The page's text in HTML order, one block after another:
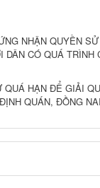
NHẬN QUYỀN
DÂN CÓ QUÁ TRÌNH
QUÁ HẠN ĐỂ GIẢI
QUÁN, ĐỒNG NAI